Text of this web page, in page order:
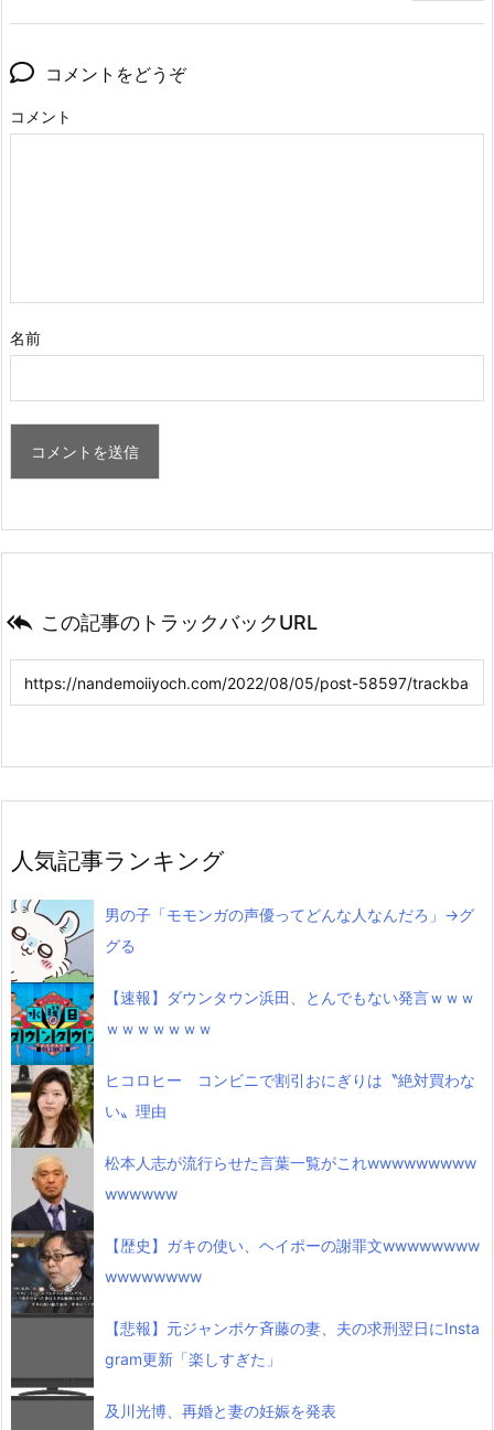
コメントをどうぞ
コメント
名前
 この記事のトラックバックURL
人気記事ランキング
男の子「モモンガの声優ってどんな人なんだろ」→グ
グる
【速報】ダウンタウン浜田、とんでもない発言ｗｗｗ
ｗｗｗｗｗｗｗ
ヒコロヒー コンビニで割引おにぎりは〝絶対買わな
い〟理由
松本人志が流行らせた言葉一覧がこれwwwwwwwww
wwwwww
【歴史】ガキの使い、ヘイポーの謝罪文wwwwwwww
wwwwwwww
【悲報】元ジャンポケ斉藤の妻、夫の求刑翌日にInsta
gram更新「楽しすぎた」
及川光博、再婚と妻の妊娠を発表